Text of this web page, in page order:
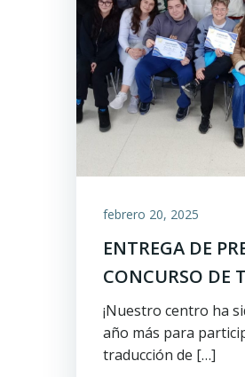
febrero 20, 2025
ENTREGA DE
CONCURSO DE
¡Nuestro centro ha
año más para
traducción de […]